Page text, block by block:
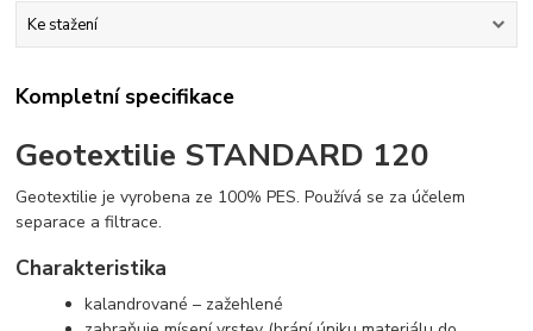
Ke stažení
Kompletní specifikace
Geotextilie STANDARD 120
Geotextilie je vyrobena ze 100% PES. Používá se za účelem
separace a filtrace.
Charakteristika
kalandrované – zažehlené